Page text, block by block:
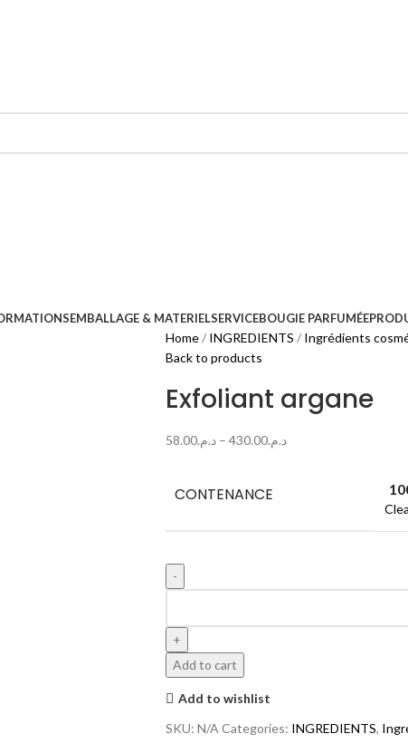
EMBALLAGE & MATERIELSERVICEBOUGIE PARFUMÉE
Home INGREDIENTS Ingrédients
Back to products
Exfoliant argane
د.م.58.00 – د.م.430.00
CONTENANCE
Add to cart
Add to wishlist
SKU: N/A Categories: INGREDIENTS,